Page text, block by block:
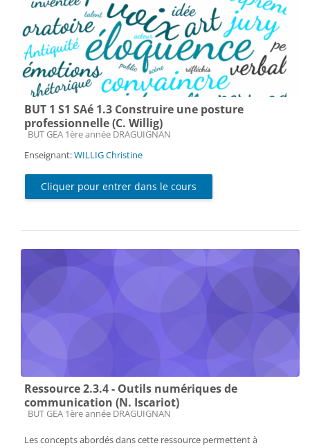
BUT 1 S1 SAé 1.3 Construire une posture
professionnelle (C. Willig)
Catégorie de cours
BUT GEA 1ère année DRAGUIGNAN
Enseignant:WILLIG Christine
Cliquer pour entrer dans le cours
Ressource 2.3.4 - Outils numériques de
communication (N. Iscariot)
Catégorie de cours
BUT GEA 1ère année DRAGUIGNAN
Les concepts abordés dans cette ressource permettent à